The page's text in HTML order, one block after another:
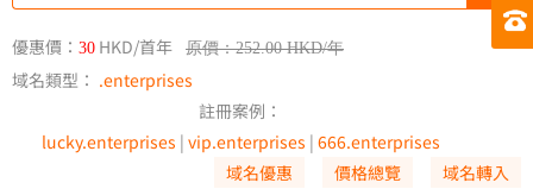
優惠價： 30 HKD/首年 原價：252.00 HKD/年
域名類型： .enterprises
註冊案例：
lucky.enterprises | vip.enterprises | 666.enterprises
域名優惠
價格總覽 域名轉入